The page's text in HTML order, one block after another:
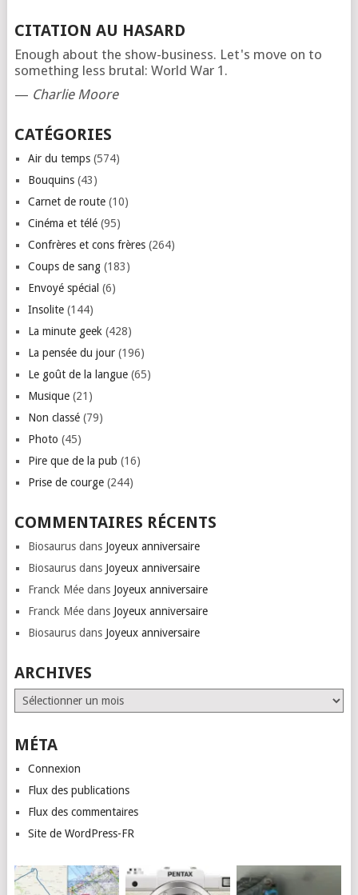
CITATION AU HASARD
Enough about the show-business. Let's move on to
something less brutal: World War 1.
— Charlie Moore
CATÉGORIES
Air du temps(574)
Bouquins(43)
Carnet de route(10)
Cinéma et télé(95)
Confrères et cons frères(264)
Coups de sang(183)
Envoyé spécial (6)
Insolite(144)
La minute geek (428)
La pensée du jour(196)
Le goût de la langue(65)
Musique(21)
Non classé(79)
Photo (45)
Pire que de la pub (16)
Prise de courge(244)
COMMENTAIRES RÉCENTS
Biosaurusdans Joyeux anniversaire
Biosaurusdans Joyeux anniversaire
Franck Méedans Joyeux anniversaire
Franck Méedans Joyeux anniversaire
Biosaurusdans Joyeux anniversaire
ARCHIVES
Archives
MÉTA
Connexion
Flux des publications
Flux des commentaires
Site de WordPress-FR